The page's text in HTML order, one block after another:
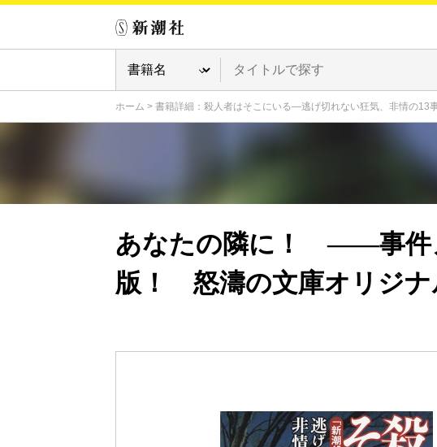
ホーム > 書籍詳細：殺人者はそこにいる―逃げ切れない狂気、非情の13
あなたの隣に！ ――事件
版！ 怒濤の文庫オリジナ